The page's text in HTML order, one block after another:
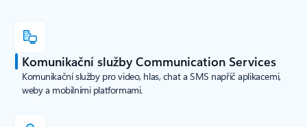
Komunikační služby Communication Services
Komunikační služby pro video, hlas, chat a SMS napříč aplikacemi,
weby a mobilními platformami.